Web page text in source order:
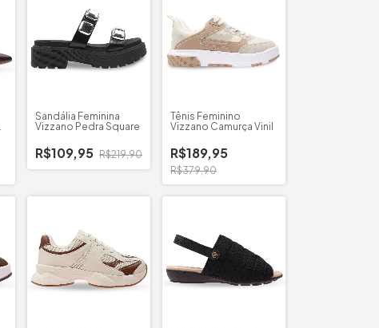
Sandália Feminina
Vizzano Pedra Square
R$109,95 R$219,90
Tênis Feminino
Vizzano Camurça Vinil
R$189,95
R$379,90